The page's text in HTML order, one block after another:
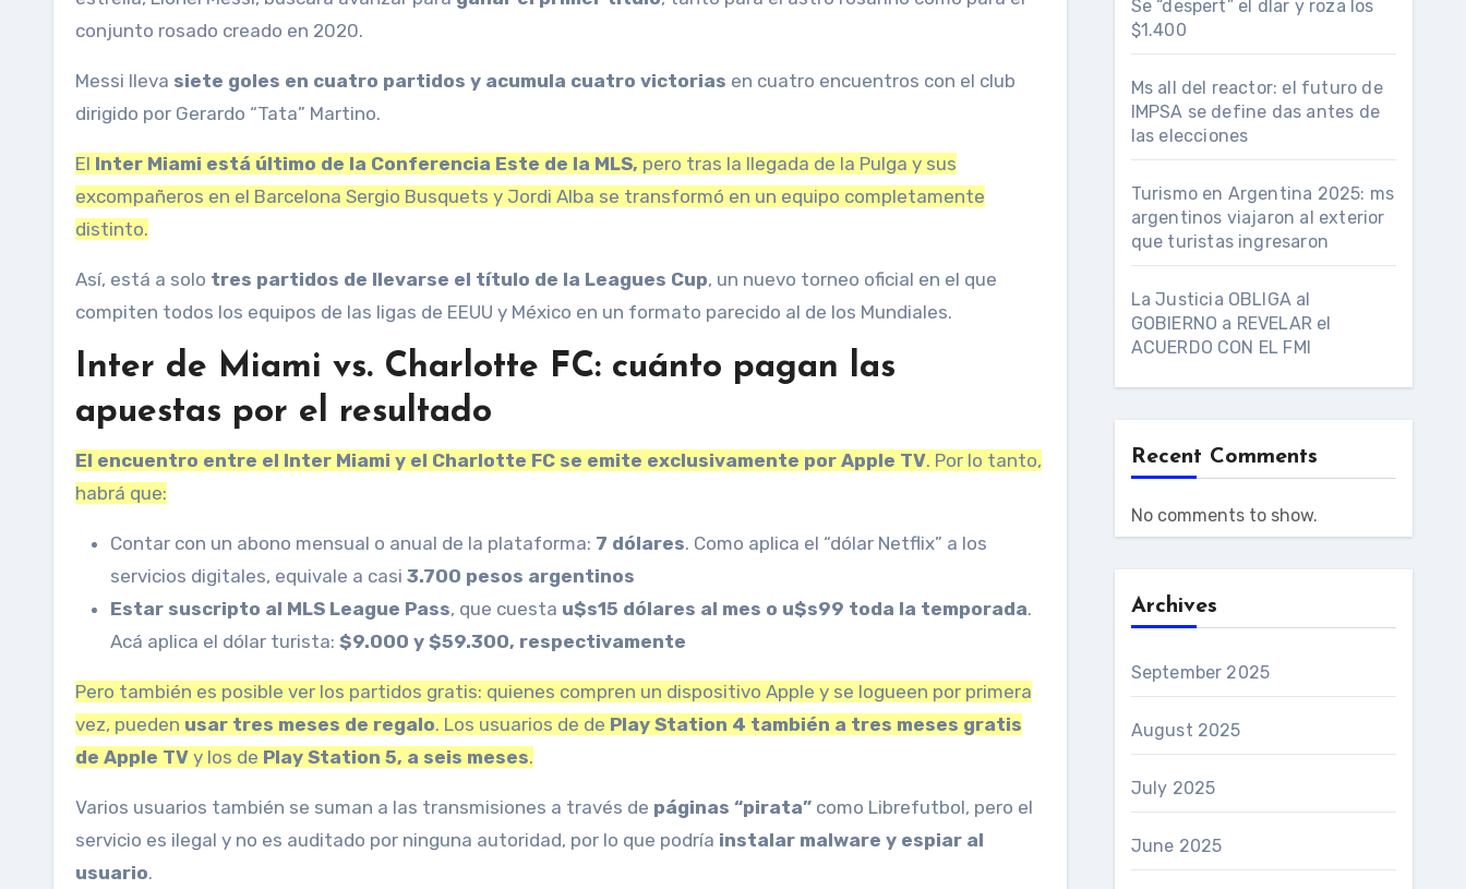
conjunto rosado creado en 2020.
Messi lleva siete goles en cuatro partidos y acumula cuatro victorias en cuatro encuentros con el club
dirigido por Gerardo “Tata” Martino.
El Inter Miami está último de la Conferencia Este de la MLS, pero tras la llegada de la Pulga y sus
excompañeros en el Barcelona Sergio Busquets y Jordi Alba se transformó en un equipo completamente
distinto.
Así, está a solo tres partidos de llevarse el título de la Leagues Cup, un nuevo torneo oficial en el que
compiten todos los equipos de las ligas de EEUU y México en un formato parecido al de los Mundiales.
Inter de Miami vs. Charlotte FC: cuánto pagan las
apuestas por el resultado
El encuentro entre el Inter Miami y el Charlotte FC se emite exclusivamente por Apple TV. Por lo tanto,
habrá que:
Contar con un abono mensual o anual de la plataforma: 7 dólares. Como aplica el “dólar Netflix” a los
servicios digitales, equivale a casi 3.700 pesos argentinos
Estar suscripto al MLS League Pass, que cuesta u$s15 dólares al mes o u$s99 toda la temporada.
Acá aplica el dólar turista: $9.000 y $59.300, respectivamente
Pero también es posible ver los partidos gratis: quienes compren un dispositivo Apple y se logueen por primera
vez, pueden usar tres meses de regalo. Los usuarios de de Play Station 4 también a tres meses gratis
de Apple TV y los de Play Station 5, a seis meses.
Varios usuarios también se suman a las transmisiones a través de páginas “pirata” como Librefutbol, pero el
servicio es ilegal y no es auditado por ninguna autoridad, por lo que podría instalar malware y espiar al
usuario.
Se “despert” el dlar y roza los
$1.400
Ms all del reactor: el futuro de
IMPSA se define das antes de
las elecciones
Turismo en Argentina 2025: ms
argentinos viajaron al exterior
que turistas ingresaron
La Justicia OBLIGA al
GOBIERNO a REVELAR el
ACUERDO CON EL FMI
Recent Comments
No comments to show.
Archives
September 2025
August 2025
July 2025
June 2025